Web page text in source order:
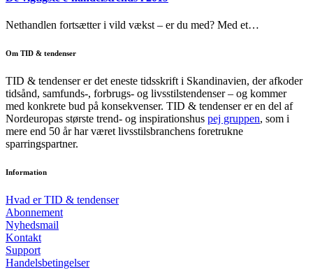
Nethandlen fortsætter i vild vækst – er du med? Med et…
Om TID & tendenser
TID & tendenser er det eneste tidsskrift i Skandinavien, der afkoder
tidsånd, samfunds-, forbrugs- og livsstilstendenser – og kommer
med konkrete bud på konsekvenser. TID & tendenser er en del af
Nordeuropas største trend- og inspirationshus pej gruppen, som i
mere end 50 år har været livsstilsbranchens foretrukne
sparringspartner.
Information
Hvad er TID & tendenser
Abonnement
Nyhedsmail
Kontakt
Support
Handelsbetingelser